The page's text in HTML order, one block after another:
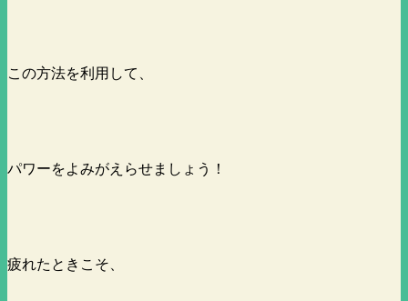
この方法を利用して、
パワーをよみがえらせましょう！
疲れたときこそ、